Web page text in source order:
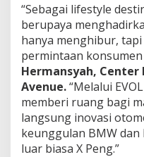
“Sebagai lifestyle
berupaya
hanya menghibur,
permintaan
Hermansyah, Center
Avenue.“Melalui
memberi ruang bagi
langsung inovasi
keunggulan BMW
luar biasa X Peng.”